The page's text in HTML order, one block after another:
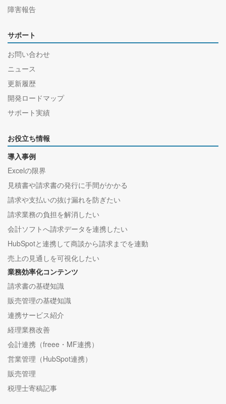
障害報告
サポート
お問い合わせ
ニュース
更新履歴
開発ロードマップ
サポート実績
お役立ち情報
導入事例
Excelの限界
見積書や請求書の発行に手間がかかる
請求や支払いの抜け漏れを防ぎたい
請求業務の負担を解消したい
会計ソフトへ請求データを連携したい
HubSpotと連携して商談から請求までを連動
売上の見通しを可視化したい
業務効率化コンテンツ
請求書の基礎知識
販売管理の基礎知識
連携サービス紹介
経理業務改善
会計連携（freee・MF連携）
営業管理（HubSpot連携）
販売管理
税理士寄稿記事